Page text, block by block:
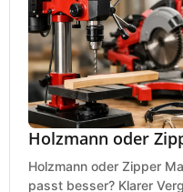
Holzmann oder
Holzmann oder Zipper
passt besser? Klarer